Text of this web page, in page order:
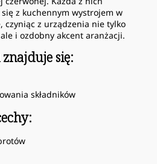
z kuchennym wystrojem w
z urządzenia nie tylko
i ozdobny akcent aranżacji.
się:
składników